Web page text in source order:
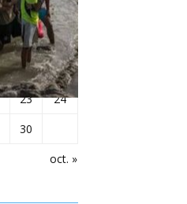
oct. »
2
3
9
10
16
17
23
24
30